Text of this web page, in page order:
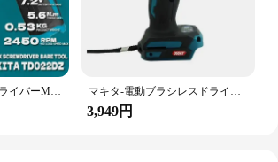
充電式コードレスドライバーMAKITA-TD022DZ V,自動,ハンドドリル,家庭用,makita電動工具,td022d マキタ-電動ブラシレスドライバーマシン,充電式ドリルドライバー,MAKitaおよび充電器,tw004g
3,949円